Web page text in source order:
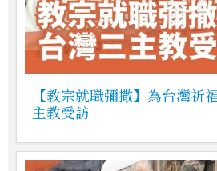
【教宗就職彌撒】為台灣祈
主教受訪